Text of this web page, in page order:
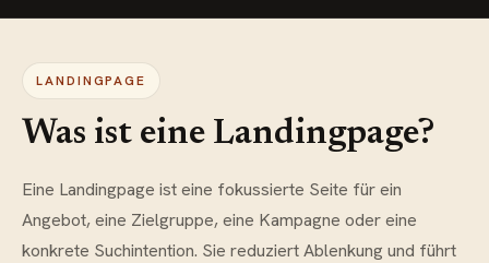
LANDINGPAGE
Was ist eine Landingpage?
Eine Landingpage ist eine fokussierte Seite für ein
Angebot, eine Zielgruppe, eine Kampagne oder eine
konkrete Suchintention. Sie reduziert Ablenkung und führt